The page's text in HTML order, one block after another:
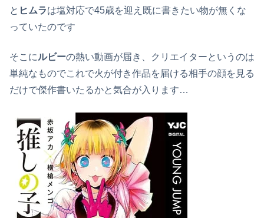
と ヒムラは塩対応で45歳を迎え既に書きたい物が無くな
っていたのです
そこにルビーの熱い動画が届き、クリエイターというのは
単純なものでこれで火が付き作品を届ける相手の顔を見る
だけで傑作書いたるかと気合が入ります…